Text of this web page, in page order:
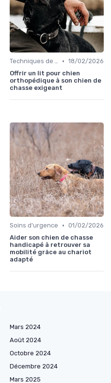
Techniques de base • 18/02/2026
Offrir un lit pour chien
orthopédique à son chien de
chasse exigeant
Soins d'urgence • 01/02/2026
Aider son chien de chasse
handicapé à retrouver sa
mobilité grâce au chariot
adapté
Mars 2024
Août 2024
Octobre 2024
Décembre 2024
Mars 2025